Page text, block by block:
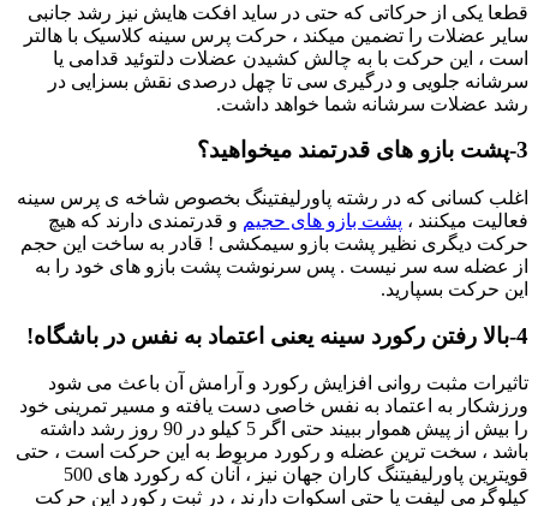
قطعا یکی از حرکاتی که حتی در ساید افکت هایش نیز رشد جانبی
سایر عضلات را تضمین میکند ، حرکت پرس سینه کلاسیک با هالتر
است ، این حرکت با به چالش کشیدن عضلات دلتوئید قدامی یا
سرشانه جلویی و درگیری سی تا چهل درصدی نقش بسزایی در
رشد عضلات سرشانه شما خواهد داشت.
3-پشت بازو های قدرتمند میخواهید؟
اغلب کسانی که در رشته پاورلیفتینگ بخصوص شاخه ی پرس سینه
فعالیت میکنند ، پشت بازو های حجیم و قدرتمندی دارند که هیچ
حرکت دیگری نظیر پشت بازو سیمکشی ! قادر به ساخت این حجم
از عضله سه سر نیست . پس سرنوشت پشت بازو های خود را به
این حرکت بسپارید.
4-بالا رفتن رکورد سینه یعنی اعتماد به نفس در باشگاه!
تاثیرات مثبت روانی افزایش رکورد و آرامش آن باعث می شود
ورزشکار به اعتماد به نفس خاصی دست یافته و مسیر تمرینی خود
را بیش از پیش هموار ببیند حتی اگر 5 کیلو در 90 روز رشد داشته
باشد ، سخت ترین عضله و رکورد مربوط به این حرکت است ، حتی
قویترین پاورلیفیتنگ کاران جهان نیز ، آنان که رکورد های 500
کیلوگرمی لیفت یا حتی اسکوات دارند ، در ثبت رکورد این حرکت